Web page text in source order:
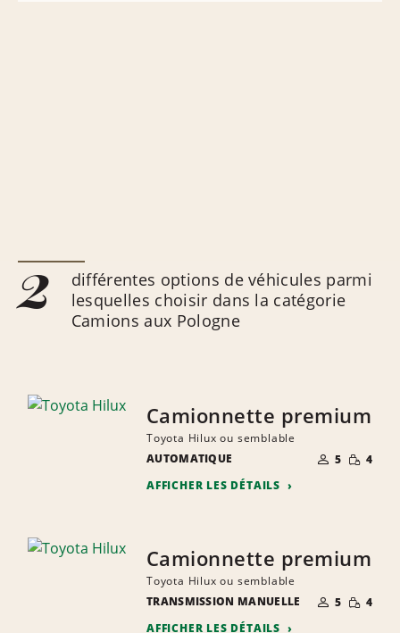
2
différentes options de véhicules parmi
lesquelles choisir dans la catégorie
Camions aux Pologne
Camionnette premium
Toyota Hilux ou semblable
AUTOMATIQUE
NOMBRE DE
PERSONNES
5 RÉDUITE
4
AFFICHER LES DÉTAILS
Camionnette premium
Toyota Hilux ou semblable
TRANSMISSION MANUELLE
NOMBRE DE
PERSONNES
5 RÉDUITE
4
AFFICHER LES DÉTAILS